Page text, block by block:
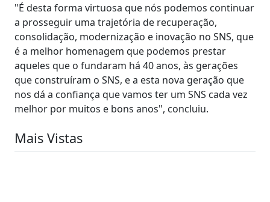
"É desta forma virtuosa que nós podemos continuar
a prosseguir uma trajetória de recuperação,
consolidação, modernização e inovação no SNS, que
é a melhor homenagem que podemos prestar
aqueles que o fundaram há 40 anos, às gerações
que construíram o SNS, e a esta nova geração que
nos dá a confiança que vamos ter um SNS cada vez
melhor por muitos e bons anos", concluiu.
Mais Vistas